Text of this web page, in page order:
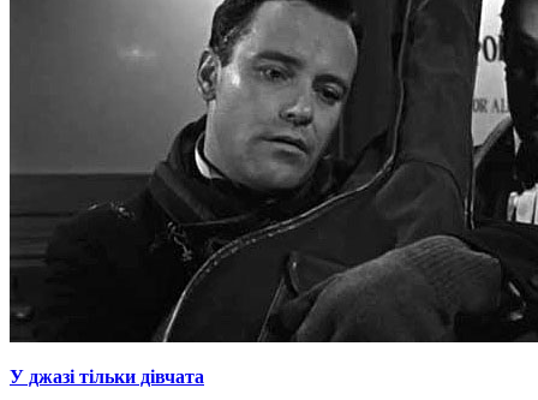
У джазі тільки дівчата